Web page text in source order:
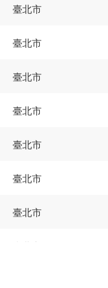
臺北市
臺北市
臺北市
臺北市
臺北市
臺北市
臺北市